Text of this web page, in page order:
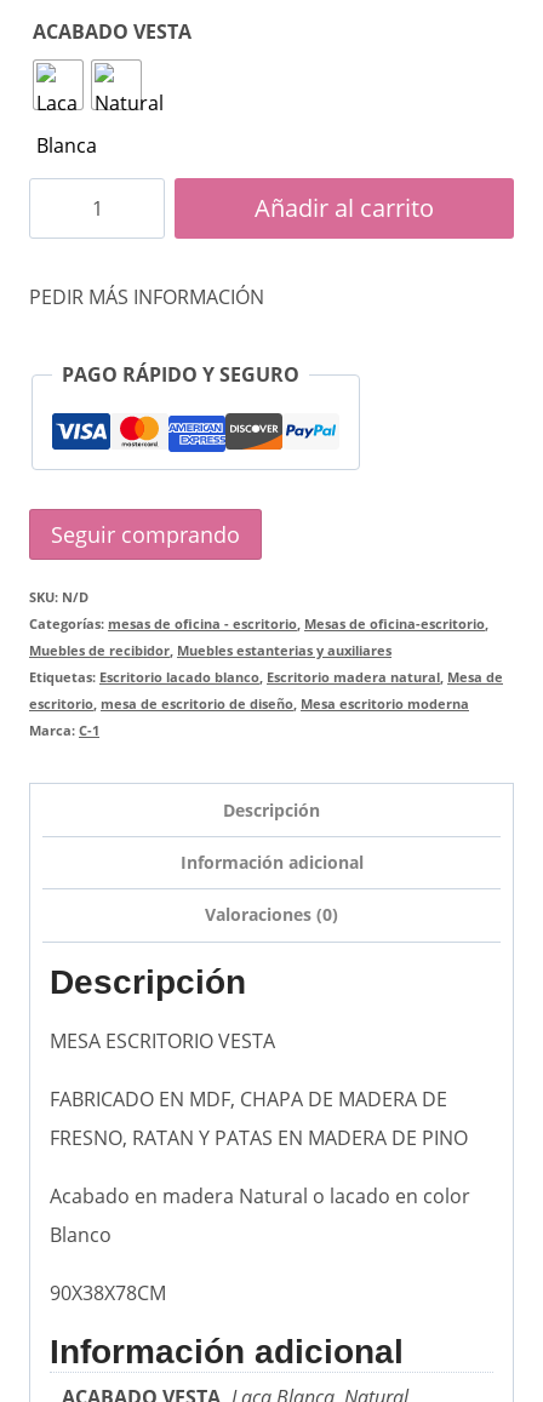
ACABADO VESTA
Escritorio
Vesta
Añadir al carrito
PEDIR MÁS INFORMACIÓN
PAGO RÁPIDO Y SEGURO
Seguir comprando
SKU: N/D
Categorías: mesas de oficina - escritorio, Mesas de oficina-escritorio,
Muebles de recibidor, Muebles estanterias y auxiliares
Etiquetas: Escritorio lacado blanco, Escritorio madera natural, Mesa de
escritorio, mesa de escritorio de diseño, Mesa escritorio moderna
Marca: C-1
Descripción
Información adicional
Valoraciones (0)
Descripción
MESA ESCRITORIO VESTA
FABRICADO EN MDF, CHAPA DE MADERA DE
FRESNO, RATAN Y PATAS EN MADERA DE PINO
Acabado en madera Natural o lacado en color
Blanco
90X38X78CM
Información adicional
ACABADO VESTA Laca Blanca, Natural